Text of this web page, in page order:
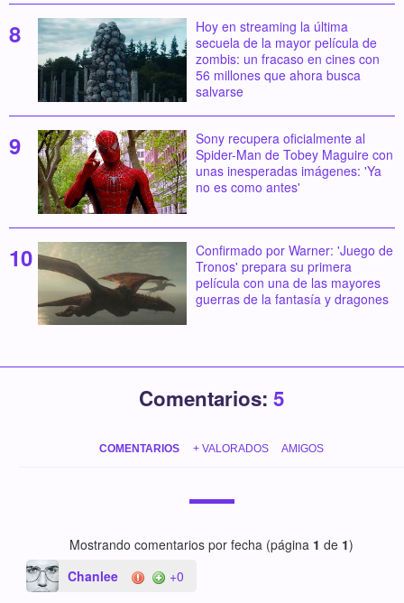
Hoy en streaming la última
secuela de la mayor película de
zombis: un fracaso en cines con
56 millones que ahora busca
salvarse
Sony recupera oficialmente al
Spider-Man de Tobey Maguire con
unas inesperadas imágenes: 'Ya
no es como antes'
Confirmado por Warner: 'Juego de
Tronos' prepara su primera
película con una de las mayores
guerras de la fantasía y dragones
Comentarios: 5
COMENTARIOS + VALORADOS AMIGOS
Mostrando comentarios por fecha (página 1 de 1)
Chanlee
+0